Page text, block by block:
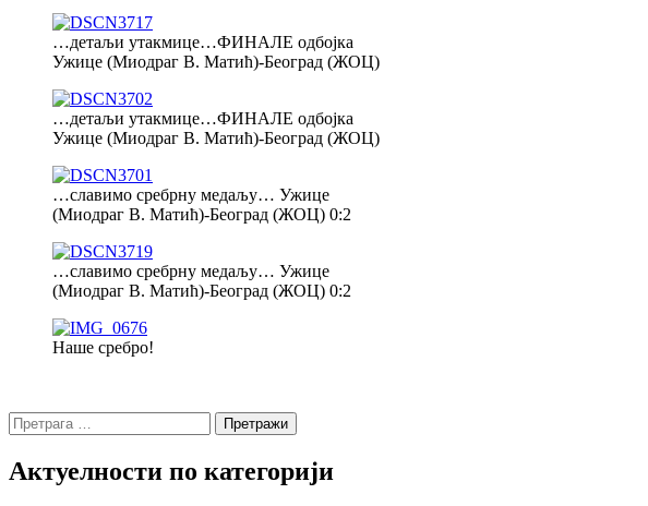
…детаљи утакмице…ФИНАЛЕ одбојка
Ужице (Миодраг В. Матић)-Београд (ЖОЦ)
…детаљи утакмице…ФИНАЛЕ одбојка
Ужице (Миодраг В. Матић)-Београд (ЖОЦ)
…славимо сребрну медаљу… Ужице
(Миодраг В. Матић)-Београд (ЖОЦ) 0:2
…славимо сребрну медаљу… Ужице
(Миодраг В. Матић)-Београд (ЖОЦ) 0:2
Наше сребро!
Претрага
за:
Актуелности по категорији